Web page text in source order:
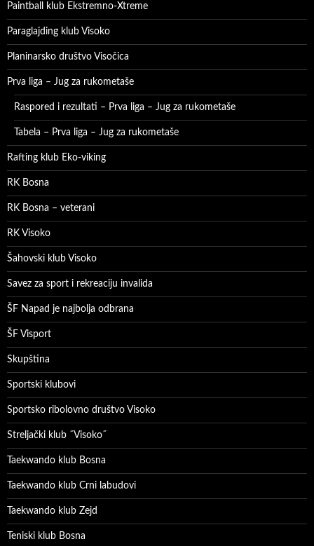
Paintball klub Ekstremno-Xtreme
Paraglajding klub Visoko
Planinarsko društvo Visočica
Prva liga – Jug za rukometaše
Raspored i rezultati – Prva liga – Jug za rukometaše
Tabela – Prva liga – Jug za rukometaše
Rafting klub Eko-viking
RK Bosna
RK Bosna – veterani
RK Visoko
Šahovski klub Visoko
Savez za sport i rekreaciju invalida
ŠF Napad je najbolja odbrana
ŠF Visport
Skupština
Sportski klubovi
Sportsko ribolovno društvo Visoko
Streljački klub ˝Visoko˝
Taekwando klub Bosna
Taekwando klub Crni labudovi
Taekwando klub Zejd
Teniski klub Bosna